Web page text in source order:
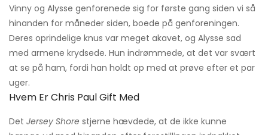
Vinny og Alysse genforenede sig for første gang siden vi så
hinanden for måneder siden, boede på genforeningen.
Deres oprindelige knus var meget akavet, og Alysse sad
med armene krydsede. Hun indrømmede, at det var svært
at se på ham, fordi han holdt op med at prøve efter et par
uger.
Hvem Er Chris Paul Gift Med
Det Jersey Shore stjerne hævdede, at de ikke kunne